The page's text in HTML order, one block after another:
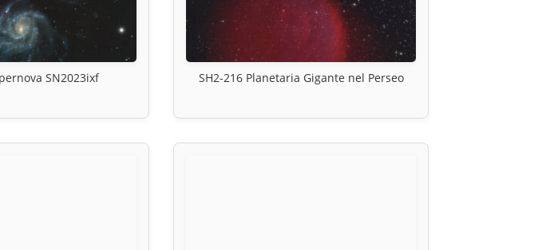
SN2023ixf SH2-216 Planetaria Gigante nel Perseo